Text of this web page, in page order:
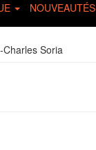
NOUVEAUTÉS
Charles Soria